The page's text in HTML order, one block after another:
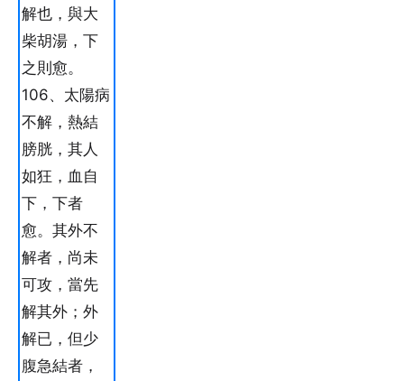
解也，與大
柴胡湯，下
之則愈。
106、太陽病
不解，熱結
膀胱，其人
如狂，血自
下，下者
愈。其外不
解者，尚未
可攻，當先
解其外；外
解已，但少
腹急結者，